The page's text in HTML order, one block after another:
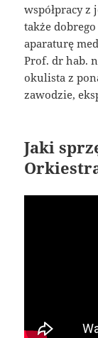
współpracy z
także
aparaturę
Prof. dr hab.
okulista z
zawodzie,
Jaki